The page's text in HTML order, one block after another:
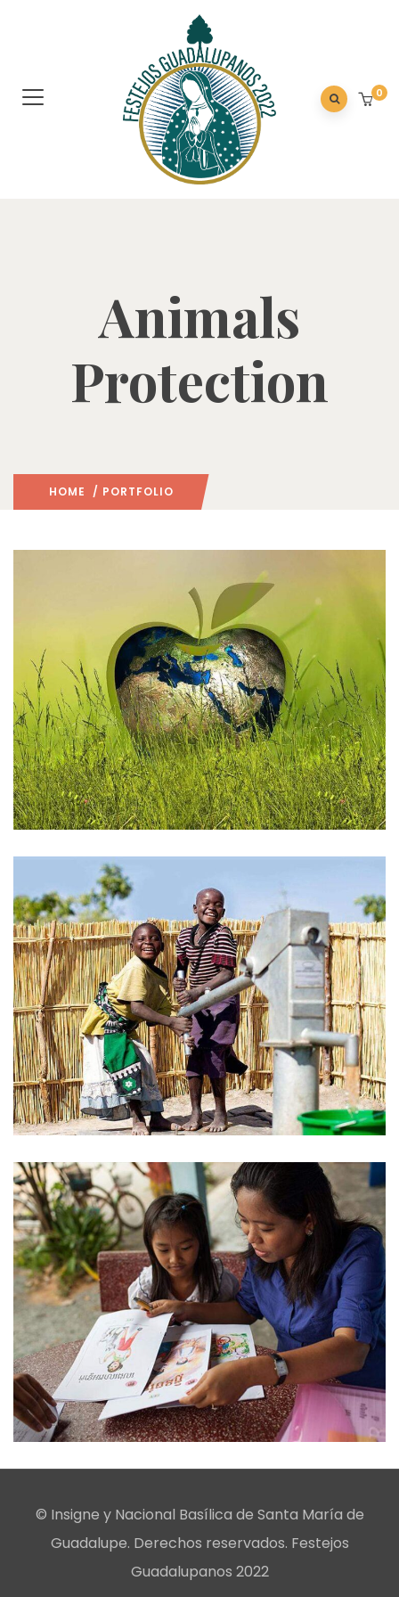
0
Animals
Protection
HOME / PORTFOLIO
© Insigne y Nacional Basílica de Santa María de
Guadalupe. Derechos reservados. Festejos
Guadalupanos 2022